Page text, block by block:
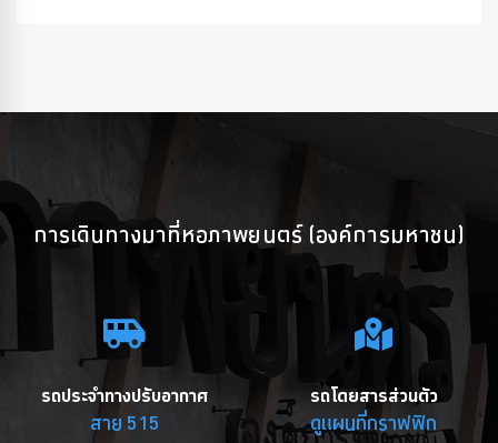
การเดินทางมาที่หอภาพยนตร์ (องค์การมหาชน)
รถประจำทางปรับอากาศ
สาย 515
รถโดยสารส่วนตัว
ดูแผนที่กราฟฟิก